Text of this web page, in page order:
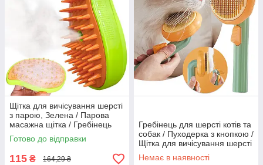
Щітка для вичісування шерсті
з парою, Зелена / Парова
масажна щітка / Гребінець
для тварин
Готово до відправки
115 ₴ 164,29 ₴
Гребінець для шерсті котів та
собак / Пуходерка з кнопкою /
Щітка для вичісування шерсті
тварин
Немає в наявності